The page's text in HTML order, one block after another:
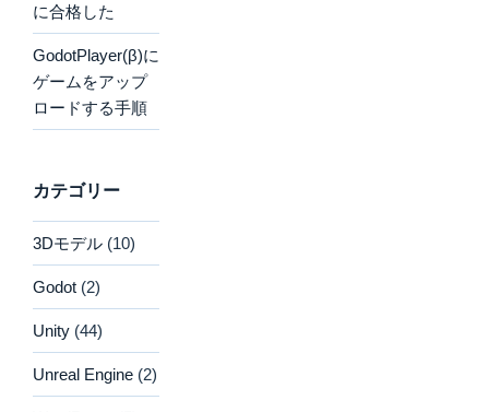
に合格した
GodotPlayer(β)に
ゲームをアップ
ロードする手順
カテゴリー
3Dモデル (10)
Godot (2)
Unity (44)
Unreal Engine (2)